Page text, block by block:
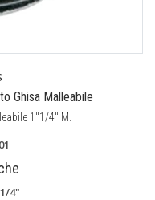
Ghisa Malleabile
1"1/4" M.
4"